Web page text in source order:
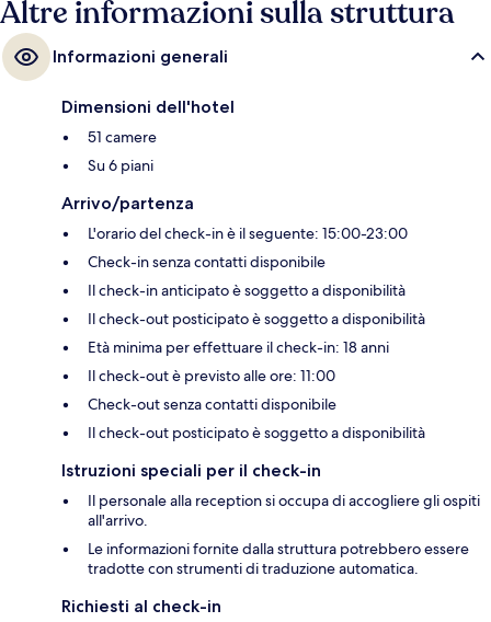
Altre informazioni sulla struttura
Informazioni generali
Dimensioni dell'hotel
51 camere
Su 6 piani
Arrivo/partenza
L'orario del check-in è il seguente: 15:00-23:00
Check-in senza contatti disponibile
Il check-in anticipato è soggetto a disponibilità
Il check-out posticipato è soggetto a disponibilità
Età minima per effettuare il check-in: 18 anni
Il check-out è previsto alle ore: 11:00
Check-out senza contatti disponibile
Il check-out posticipato è soggetto a disponibilità
Istruzioni speciali per il check-in
Il personale alla reception si occupa di accogliere gli ospiti
all'arrivo.
Le informazioni fornite dalla struttura potrebbero essere
tradotte con strumenti di traduzione automatica.
Richiesti al check-in